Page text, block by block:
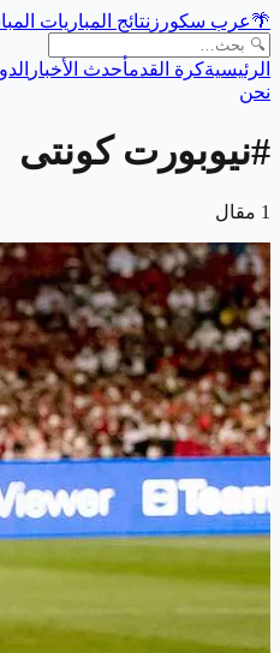
🌴عرب سكورز نتائج المباريات
الرئيسيةكرة القدمأحدث الأخبار
نحن
#نيوبورت كونتى
1 مقال